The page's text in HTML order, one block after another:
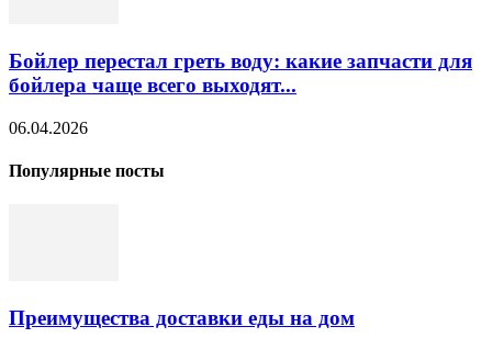
Бойлер перестал греть воду: какие запчасти для
бойлера чаще всего выходят...
06.04.2026
Популярные посты
Преимущества доставки еды на дом